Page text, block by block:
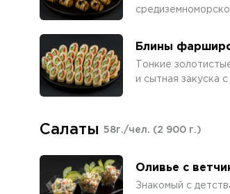
Блины
Тонкие
и сытная закуска
Салаты 58г./чел. (2 900 г.)
Оливье с
Знакомый с